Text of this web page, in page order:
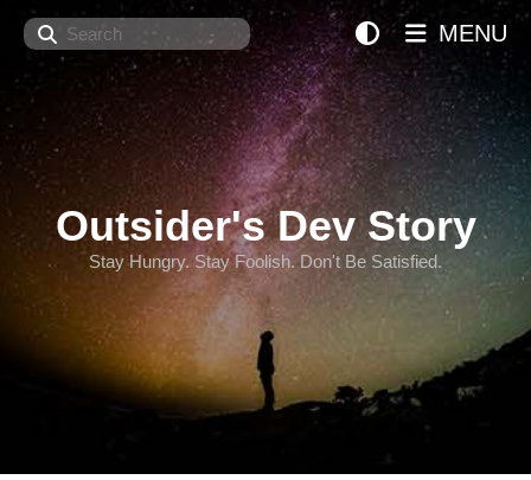
Search
Outsider's Dev Story
Stay Hungry. Stay Foolish. Don't Be Satisfied.
MENU